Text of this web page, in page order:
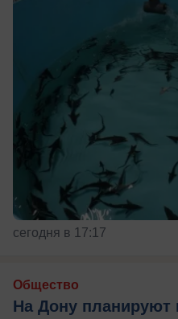
сегодня в 17:17
Общество
На Дону планируют